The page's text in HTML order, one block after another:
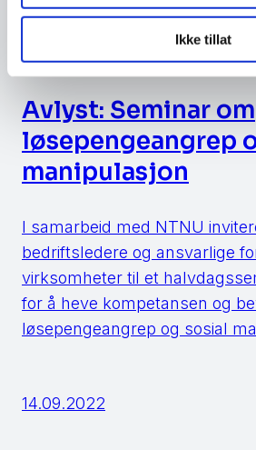
Ikke tillat
20.10.2022
Avlyst: Seminar om
løsepengeangrep
manipulasjon
I samarbeid med NTNU
bedriftsledere og ansvarlige
virksomheter til et
for å heve kompetansen og
løsepengeangrep og sosial
14.09.2022